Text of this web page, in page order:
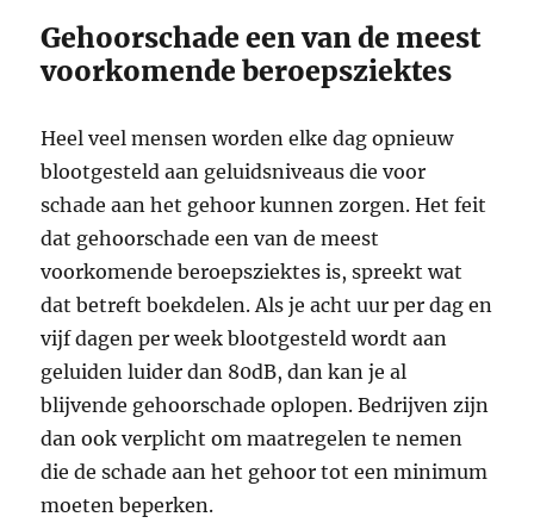
Gehoorschade een van de meest
voorkomende beroepsziektes
Heel veel mensen worden elke dag opnieuw
blootgesteld aan geluidsniveaus die voor
schade aan het gehoor kunnen zorgen. Het feit
dat gehoorschade een van de meest
voorkomende beroepsziektes is, spreekt wat
dat betreft boekdelen. Als je acht uur per dag en
vijf dagen per week blootgesteld wordt aan
geluiden luider dan 80dB, dan kan je al
blijvende gehoorschade oplopen. Bedrijven zijn
dan ook verplicht om maatregelen te nemen
die de schade aan het gehoor tot een minimum
moeten beperken.